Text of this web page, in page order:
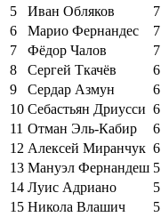
5
Иван Обляков
7
6
Марио Фернандес
7
7
Фёдор Чалов
7
8
Сергей Ткачёв
6
9
Сердар Азмун
6
10 Себастьян Дриусси 6
11 Отман Эль-Кабир
6
12 Алексей Миранчук 6
13 Мануэл Фернандеш 5
14 Луис Адриано
5
15 Никола Влашич 5